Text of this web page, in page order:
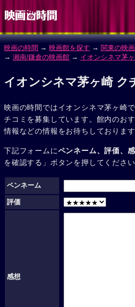
映画の時間 → 映画館を探す → 関東の映
→ 湘南/鎌倉の映画館 → イオンシネマ茅
イオンシネマ茅ヶ崎 ク
映画の時間ではイオンシネマ茅ヶ崎
チコミを募集しています。館内のお
情報などの情報をお待ちしております
下記フォームにペンネーム、評価、
を確認する」ボタンを押してください
ペンネーム
評価
感想